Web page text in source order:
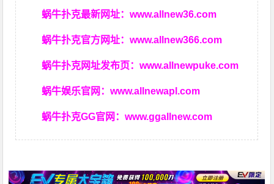
蜗牛扑克最新网址：www.allnew36.com
蜗牛扑克官方网址：www.allnew366.com
蜗牛扑克网址发布页：www.allnewpuke.com
蜗牛娱乐官网：www.allnewapl.com
蜗牛扑克GG官网：www.ggallnew.com